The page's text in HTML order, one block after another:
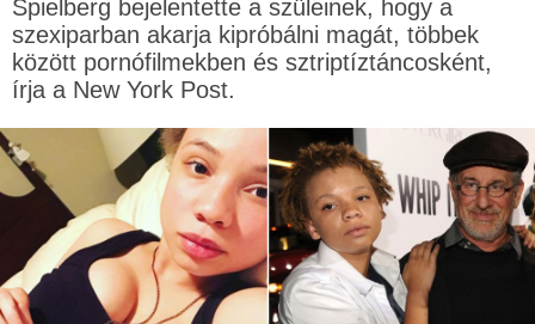
Spielberg bejelentette a szüleinek, hogy a
szexiparban akarja kipróbálni magát, többek
között pornófilmekben és sztriptíztáncosként,
írja a New York Post.